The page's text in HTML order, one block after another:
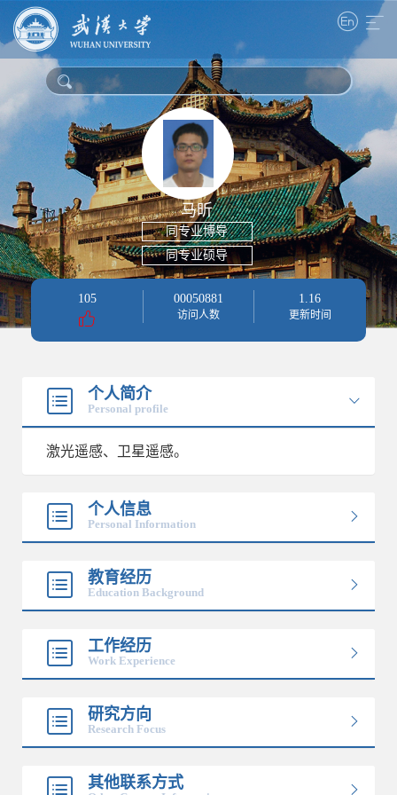
马昕
同专业博导
同专业硕导
105 00050881
访问人数
1.16
更新时间
个人简介
Personal profile
激光遥感、卫星遥感。
个人信息
Personal Information
教育经历
Education Background
工作经历
Work Experience
研究方向
Research Focus
其他联系方式